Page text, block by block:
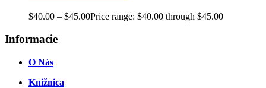
$40.00 – $45.00Price range: $40.00 through $45.00
Informacie
O Nás
Knižnica